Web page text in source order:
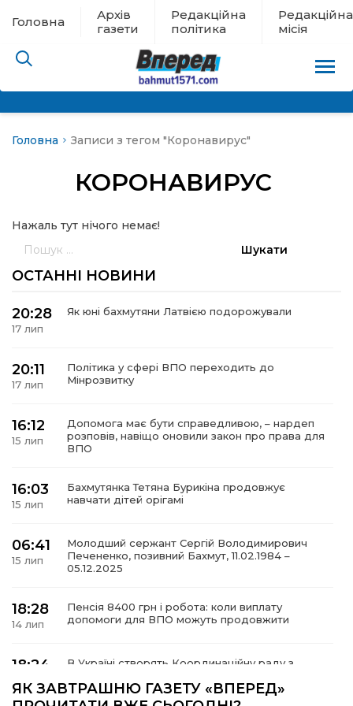
Головна
Архів
газети
Редакційна
політика
Редакційна
місія
евакуації
новини
місія
Головна Записи з тегом "Коронавирус"
КОРОНАВИРУС
Нажаль тут нічого немає!
ОСТАННІ НОВИНИ
20:28
17 лип
Як юні бахмутяни Латвією подорожували
20:11
17 лип
Політика у сфері ВПО переходить до
Мінрозвитку
16:12
15 лип
Допомога має бути справедливою, – нардеп
розповів, навіщо оновили закон про права для
ВПО
16:03
15 лип
Бахмутянка Тетяна Бурикіна продовжує
навчати дітей орігамі
06:41
15 лип
Молодший сержант Сергій Володимирович
Печененко, позивний Бахмут, 11.02.1984 –
05.12.2025
18:28
14 лип
Пенсія 8400 грн і робота: коли виплату
допомоги для ВПО можуть продовжити
18:24
В Україні створять Координаційну раду з
кордону
ЯК ЗАВТРАШНЮ ГАЗЕТУ «ВПЕРЕД»